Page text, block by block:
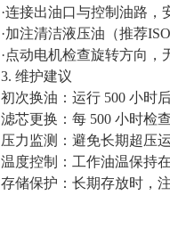
·连接出油口与控制油路，
·加注清洁液压油（推荐
·点动电机检查旋转方向，
3. 维护建议
初次换油：运行 500 小时
滤芯更换：每 500 小时检
压力监测：避免长期超压
温度控制：工作油温保持
存储保护：长期存放时，